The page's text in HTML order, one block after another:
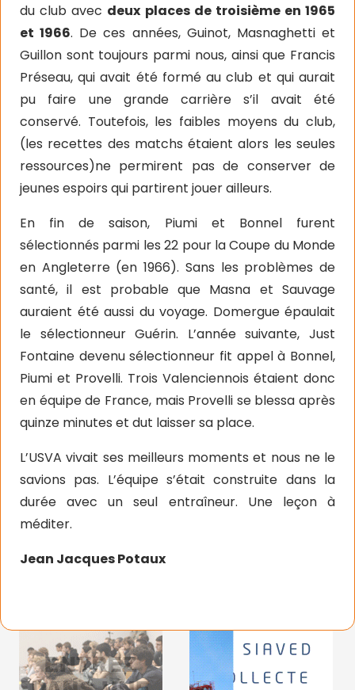
du club avec deux places de troisième en 1965
et 1966. De ces années, Guinot, Masnaghetti et
Guillon sont toujours parmi nous, ainsi que Francis
Préseau, qui avait été formé au club et qui aurait
pu faire une grande carrière s’il avait été
conservé. Toutefois, les faibles moyens du club,
(les recettes des matchs étaient alors les seules
ressources)ne permirent pas de conserver de
jeunes espoirs qui partirent jouer ailleurs.
En fin de saison, Piumi et Bonnel furent
sélectionnés parmi les 22 pour la Coupe du Monde
en Angleterre (en 1966). Sans les problèmes de
santé, il est probable que Masna et Sauvage
auraient été aussi du voyage. Domergue épaulait
le sélectionneur Guérin. L’année suivante, Just
Fontaine devenu sélectionneur fit appel à Bonnel,
Piumi et Provelli. Trois Valenciennois étaient donc
en équipe de France, mais Provelli se blessa après
quinze minutes et dut laisser sa place.
L’USVA vivait ses meilleurs moments et nous ne le
savions pas. L’équipe s’était construite dans la
durée avec un seul entraîneur. Une leçon à
méditer.
Jean Jacques Potaux